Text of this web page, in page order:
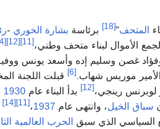
المتحف"
[18] برئاسة بشارة الخوري -
الأموال لبناء متحف وطني،[11]
[12]
[14]
غصن وسليم إده وأسعد يونس
موريس شهاب. [6] قبلت اللجنة
لوبرنس رينجي،[12] بدأ البناء عام 1930
سباق الخيل، وانتهى عام 1937،[11]
[14]
السياسي الذي سبق الحرب العالمية